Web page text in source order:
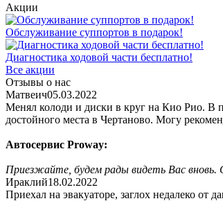
Акции
Обслуживание суппортов в подарок!
Диагностика ходовой части бесплатно!
Все акции
Отзывы о нас
Матвеич05.03.2022
Менял колоди и диски в круг на Кио Рио. В
достойного места в Чертаново. Могу
Автосервис Proway:
Приезжайте, будем рады видеть Вас
Ираклий18.02.2022
Приехал на эвакуаторе, заглох недалеко